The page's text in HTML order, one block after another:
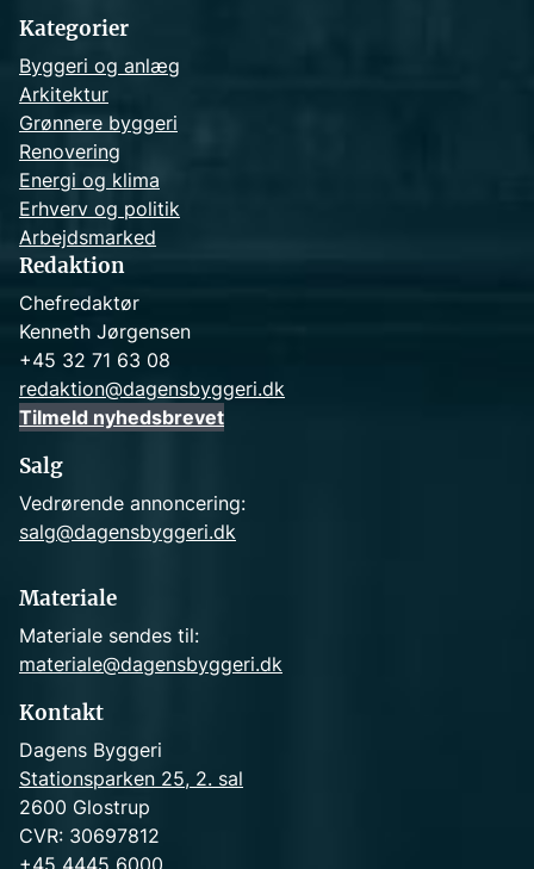
Kategorier
Byggeri og anlæg
Arkitektur
Grønnere byggeri
Renovering
Energi og klima
Erhverv og politik
Arbejdsmarked
Redaktion
Chefredaktør
Kenneth Jørgensen
+45 32 71 63 08
redaktion@dagensbyggeri.dk
Tilmeld nyhedsbrevet
Salg
Vedrørende annoncering:
salg@dagensbyggeri.dk
Materiale
Materiale sendes til:
materiale@dagensbyggeri.dk
Kontakt
Dagens Byggeri
Stationsparken 25, 2. sal
2600 Glostrup
CVR: 30697812
+45 4445 6000